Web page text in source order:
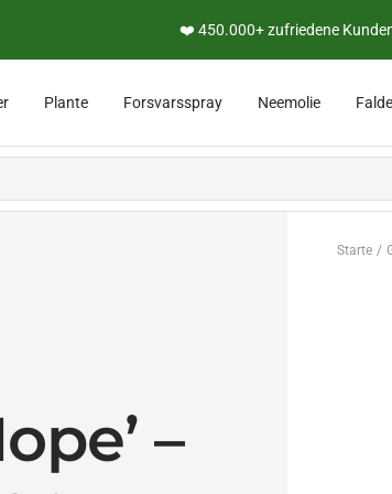
❤️ 450.000+ zufriedene
Plante Forsvarsspray Neemolie
Starte
–